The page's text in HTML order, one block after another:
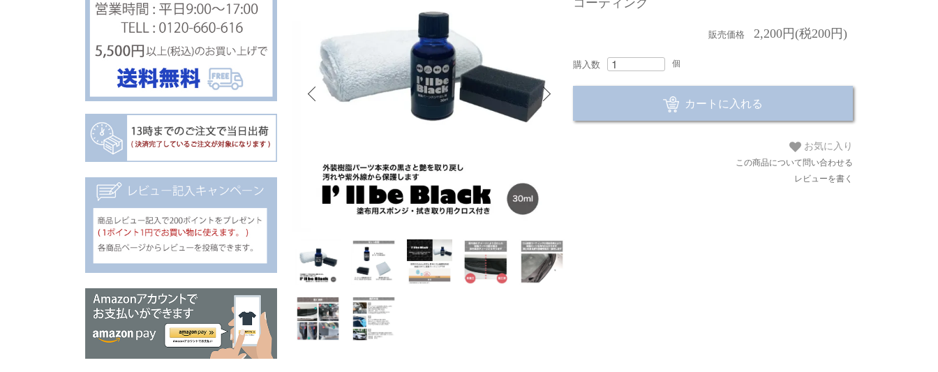
販売価格 2,200円(税200円)
購入数 個
カートに入れる
お気に入り
この商品について問い合わせる
レビューを書く